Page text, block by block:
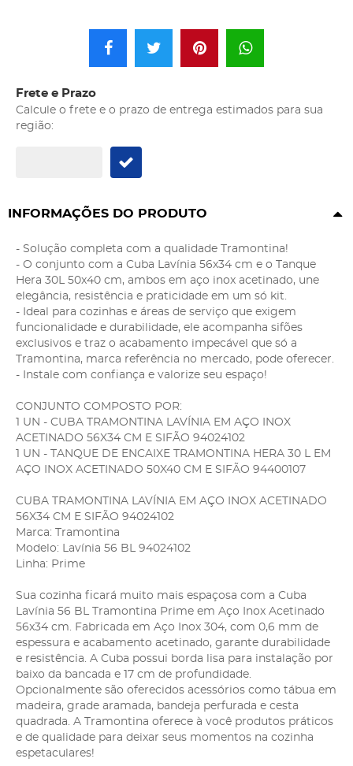
Frete e Prazo
Calcule o frete e o prazo de entrega estimados para sua
região:
INFORMAÇÕES DO PRODUTO
- Solução completa com a qualidade Tramontina!
- O conjunto com a Cuba Lavínia 56x34 cm e o Tanque
Hera 30L 50x40 cm, ambos em aço inox acetinado, une
elegância, resistência e praticidade em um só kit.
- Ideal para cozinhas e áreas de serviço que exigem
funcionalidade e durabilidade, ele acompanha sifões
exclusivos e traz o acabamento impecável que só a
Tramontina, marca referência no mercado, pode oferecer.
- Instale com confiança e valorize seu espaço!
CONJUNTO COMPOSTO POR:
1 UN - CUBA TRAMONTINA LAVÍNIA EM AÇO INOX
ACETINADO 56X34 CM E SIFÃO 94024102
1 UN - TANQUE DE ENCAIXE TRAMONTINA HERA 30 L EM
AÇO INOX ACETINADO 50X40 CM E SIFÃO 94400107
CUBA TRAMONTINA LAVÍNIA EM AÇO INOX ACETINADO
56X34 CM E SIFÃO 94024102
Marca: Tramontina
Modelo: Lavínia 56 BL 94024102
Linha: Prime
Sua cozinha ficará muito mais espaçosa com a Cuba
Lavínia 56 BL Tramontina Prime em Aço Inox Acetinado
56x34 cm. Fabricada em Aço Inox 304, com 0,6 mm de
espessura e acabamento acetinado, garante durabilidade
e resistência. A Cuba possui borda lisa para instalação por
baixo da bancada e 17 cm de profundidade.
Opcionalmente são oferecidos acessórios como tábua em
madeira, grade aramada, bandeja perfurada e cesta
quadrada. A Tramontina oferece à você produtos práticos
e de qualidade para deixar seus momentos na cozinha
espetaculares!